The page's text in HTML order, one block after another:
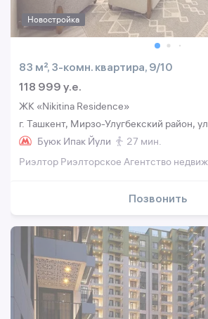
Новостройка
83 м², 3-комн. квартира, 9/10
118 999 y.e.
ЖК «Nikitina Residence»
г. Ташкент, Мирзо-Улугбекский район,
Буюк Ипак Йули
27 мин.
Риэлтор Риэлторское Агентство
Позвонить